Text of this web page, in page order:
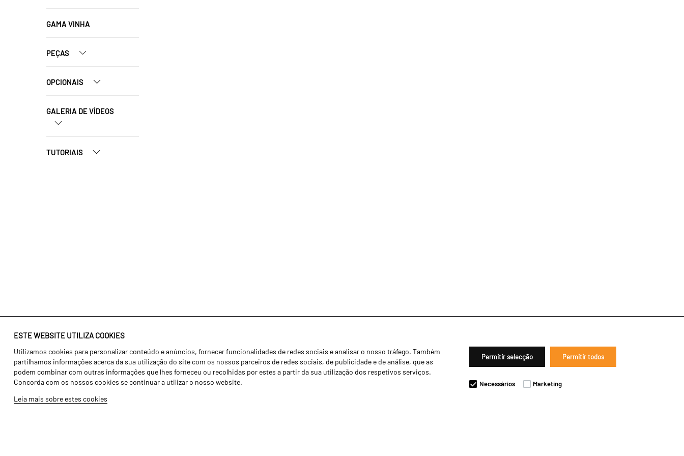
ESTE WEBSITE UTILIZA COOKIES
Utilizamos cookies para personalizar conteúdo e anúncios, fornecer funcionalidades de redes sociais e analisar o nosso tráfego. Também
partilhamos informações acerca da sua utilização do site com os nossos parceiros de redes sociais, de publicidade e de análise, que as
podem combinar com outras informações que lhes forneceu ou recolhidas por estes a partir da sua utilização dos respetivos serviços.
Concorda com os nossos cookies se continuar a utilizar o nosso website.
Leia mais sobre estes cookies
Permitir selecção Permitir todos
Necessários Marketing
GAMA VINHA
PEÇAS
OPCIONAIS
GALERIA DE VÍDEOS
TUTORIAIS
Identidade
História
Fábrica / Produção
Recursos Humanos
Agricultura
Transportes
Gama Floresta
Notícias
Concessionários